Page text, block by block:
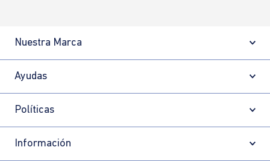
Nuestra Marca
Ayudas
Políticas
Información